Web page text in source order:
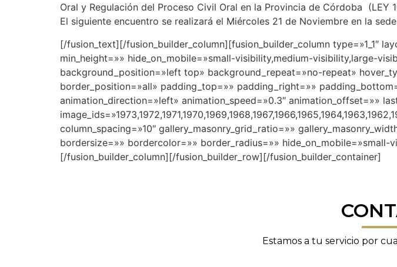
Oral y Regulación del Proceso Civil Oral en la Provincia de Córdoba (LEY
El siguiente encuentro se realizará el Miércoles 21 de Noviembre en la
[/fusion_text][/fusion_builder_column][fusion_builder_column type=»1_1″
min_height=»» hide_on_mobile=»small-visibility,medium-visibility,large-
background_position=»left top» background_repeat=»no-repeat»
border_position=»all» padding_top=»» padding_right=»»
animation_direction=»left» animation_speed=»0.3″ animation_offset=»»
column_spacing=»10″ gallery_masonry_grid_ratio=»»
bordersize=»» bordercolor=»» border_radius=»»
[/fusion_builder_column][/fusion_builder_row][/fusion_builder_container]
Estamos a tu servicio por